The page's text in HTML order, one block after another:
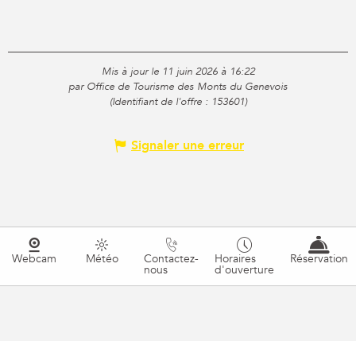
Mis à jour le 11 juin 2026 à 16:22
par Office de Tourisme des Monts du Genevois
(Identifiant de l'offre : 153601)
Signaler une erreur
Webcam Météo Contactez-
nous
Horaires
d'ouverture
Réservation